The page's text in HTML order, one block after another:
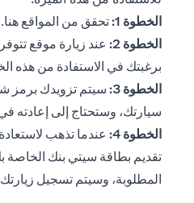
الخطوة 1:
تحقق من المواقع هنا.
الخطوة 2:
عند زيارة موقع
برغبتك في الاستفادة من هذه
الخطوة 3:
سيتم تزويدك برمز
سيارتك، وستحتاج إلى إعادته في
الخطوة 4:
عندما تذهب
تقديم بطاقة سيتي بنك
المطلوبة، وسيتم تسجيل زيارتك